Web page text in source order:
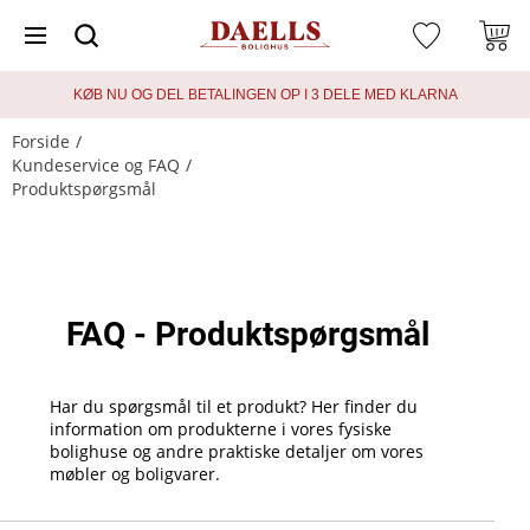
KØB NU OG DEL BETALINGEN OP I 3 DELE MED KLARNA
Forside
Kundeservice og FAQ
Produktspørgsmål
FAQ - Produktspørgsmål
Har du spørgsmål til et produkt? Her finder du
information om produkterne i vores fysiske
bolighuse og andre praktiske detaljer om vores
møbler og boligvarer.